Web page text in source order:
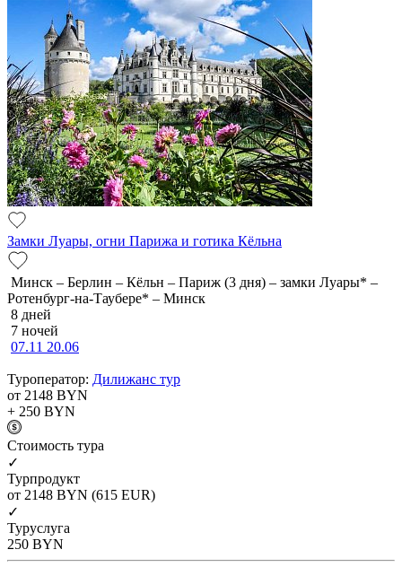
Замки Луары, огни Парижа и готика Кёльна
Минск – Берлин – Кёльн – Париж (3 дня) – замки Луары* –
Ротенбург-на-Таубере* – Минск
8 дней
7 ночей
07.11 20.06
Туроператор: Дилижанс тур
от 2148 BYN
+ 250 BYN
Cтоимость тура
✓
Турпродукт
от 2148 BYN (615 EUR)
✓
Туруслуга
250 BYN